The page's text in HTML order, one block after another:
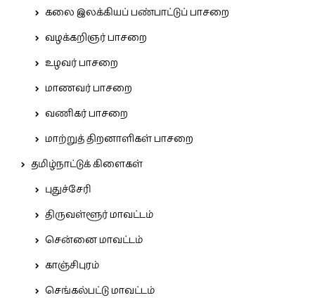
கலை இலக்கியப் பண்பாட்டுப் பாசறை
வழக்கறிஞர் பாசறை
உழவர் பாசறை
மாணவர் பாசறை
வணிகர் பாசறை
மாற்றுத் திறனாளிகள் பாசறை
தமிழ்நாட்டுக் கிளைகள்
புதுச்சேரி
திருவள்ளூர் மாவட்டம்
சென்னை மாவட்டம்
காஞ்சிபுரம்
செங்கல்பட்டு மாவட்டம்